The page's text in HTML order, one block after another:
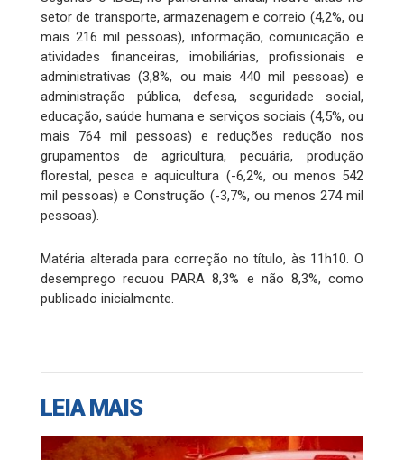
setor de transporte, armazenagem e correio (4,2%, ou
mais 216 mil pessoas), informação, comunicação e
atividades financeiras, imobiliárias, profissionais e
administrativas (3,8%, ou mais 440 mil pessoas) e
administração pública, defesa, seguridade social,
educação, saúde humana e serviços sociais (4,5%, ou
mais 764 mil pessoas) e reduções redução nos
grupamentos de agricultura, pecuária, produção
florestal, pesca e aquicultura (-6,2%, ou menos 542
mil pessoas) e Construção (-3,7%, ou menos 274 mil
pessoas).
Matéria alterada para correção no título, às 11h10. O
desemprego recuou PARA 8,3% e não 8,3%, como
publicado inicialmente.
LEIA MAIS